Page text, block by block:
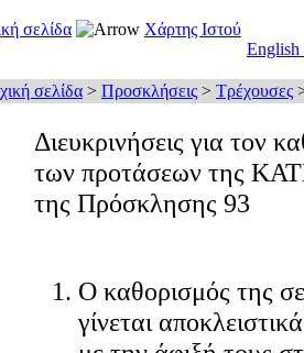
σελίδα
Χάρτης Ιστού
English
σελίδα > Προσκλήσεις > Τρέχουσες
Διευκρινήσεις για τον
των προτάσεων της
της Πρόσκλησης 93
Ο καθορισμός της
γίνεται